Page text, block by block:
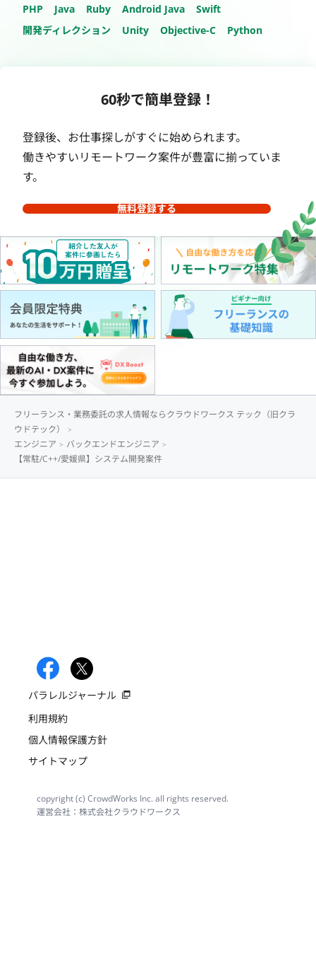
PHP Java Ruby Android Java
Swift
開発ディレクション
Unity Objective-C Python
60秒で簡単登録！
登録後、お仕事探しがすぐに始められます。
働きやすいリモートワーク案件が豊富に揃っていま
す。
無料登録する
フリーランス・業務委託の求人情報ならクラウドワークス テック（旧クラ
ウドテック）
エンジニア
バックエンドエンジニア
【常駐/C++/愛媛県】システム開発案件
パラレルジャーナル
利用規約
個人情報保護方針
サイトマップ
copyright (c) CrowdWorks Inc. all rights reserved.
運営会社：株式会社クラウドワークス